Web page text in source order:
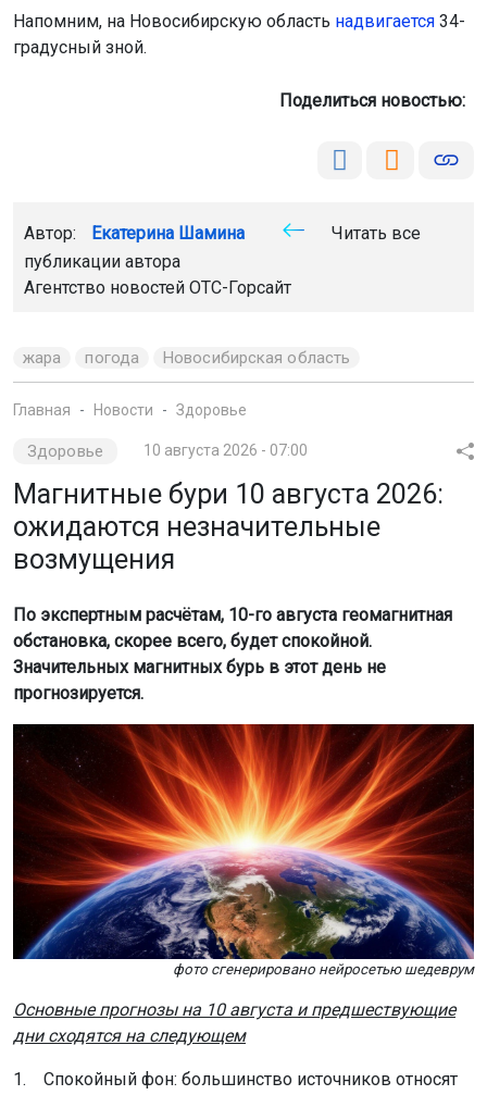
Напомним, на Новосибирскую область надвигается 34-
градусный зной.
Поделиться новостью:
Автор: Екатерина Шамина
Читать все
публикации автора
Агентство новостей ОТС-Горсайт
жара погода Новосибирская область
Главная Новости Здоровье
Здоровье 10 августа 2026 - 07:00
Магнитные бури 10 августа 2026:
ожидаются незначительные
возмущения
По экспертным расчётам, 10-го августа геомагнитная
обстановка, скорее всего, будет спокойной.
Значительных магнитных бурь в этот день не
прогнозируется.
фото сгенерировано нейросетью шедеврум
Основные прогнозы на 10 августа и предшествующие
дни сходятся на следующем
1. Спокойный фон: большинство источников относят